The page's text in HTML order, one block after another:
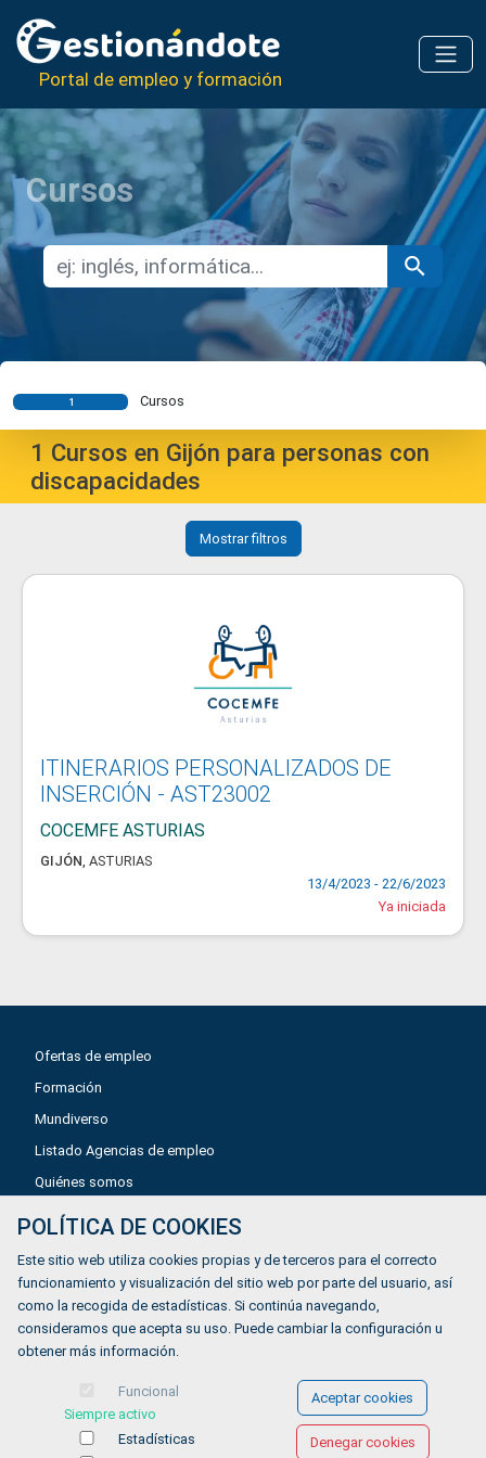
Portal de empleo y formación
Cursos
1 Cursos
1 Cursos en Gijón para personas con
discapacidades
Mostrar filtros
ITINERARIOS PERSONALIZADOS DE
INSERCIÓN - AST23002
COCEMFE ASTURIAS
GIJÓN, ASTURIAS
13/4/2023 - 22/6/2023
Ya iniciada
Ofertas de empleo
Formación
Mundiverso
Listado Agencias de empleo
Quiénes somos
Política de privacidad
Política de Cookies
Accesibilidad
POLÍTICA DE COOKIES
Este sitio web utiliza cookies propias y de terceros para el correcto
funcionamiento y visualización del sitio web por parte del usuario, así
como la recogida de estadísticas. Si continúa navegando,
consideramos que acepta su uso. Puede cambiar la configuración u
obtener más información.
Funcional
Siempre activo
Estadísticas
Aceptar cookies
Denegar cookies